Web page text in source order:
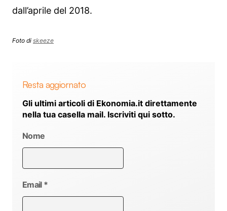
dall’aprile del 2018.
Foto di skeeze
Resta aggiornato
Gli ultimi articoli di Ekonomia.it direttamente
nella tua casella mail. Iscriviti qui sotto.
Nome
Email *